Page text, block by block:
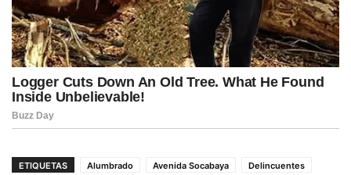
ETIQUETAS Alumbrado Avenida Socabaya
Delincuentes